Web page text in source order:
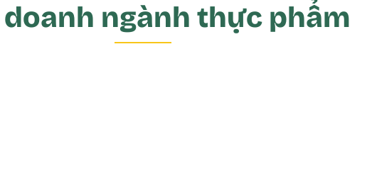
ngành thực phẩm